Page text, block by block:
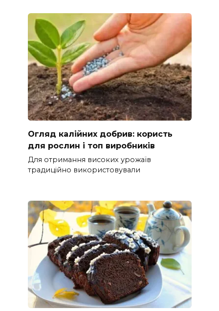
Огляд калійних добрив: користь
для рослин і топ виробників
Для отримання високих урожаїв
традиційно використовували